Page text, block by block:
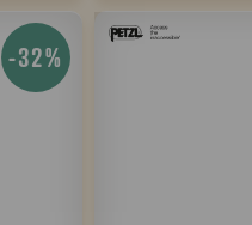
-32%